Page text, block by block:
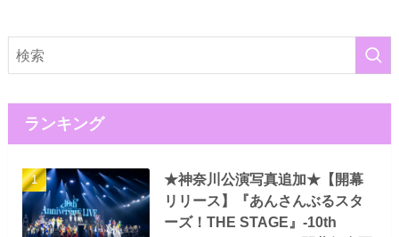
ランキング
★神奈川公演写真追加★【開幕
リリース】『あんさんぶるスタ
ーズ！THE STAGE』-10th